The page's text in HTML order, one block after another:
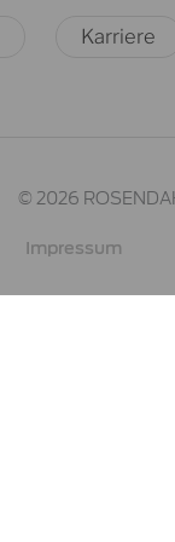
Karriere
© 2026
Impressum